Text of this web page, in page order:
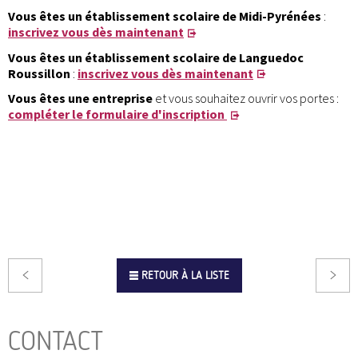
Vous êtes un établissement scolaire de Midi-Pyrénées :
inscrivez vous dès maintenant
Vous êtes un établissement scolaire de Languedoc
Roussillon : inscrivez vous dès maintenant
Vous êtes une entreprise et vous souhaitez ouvrir vos portes :
compléter le formulaire d'inscription
RETOUR À LA LISTE
CONTACT